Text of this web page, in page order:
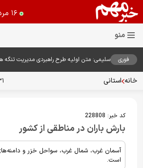
۱۶ مرداد ۱۴۰۵
فوری
سلیمی: متن اولیه طرح راهبردی مدیریت تنگه
خانه استانی ۳۱
کد خبر: 228808
بارش باران در مناطقی از کشور
آسمان غرب، شمال غرب، سواحل خزر و دامنه‌های
است.